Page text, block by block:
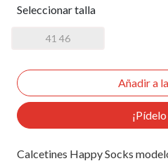
Seleccionar talla
41 46
Calcetines Happy Socks